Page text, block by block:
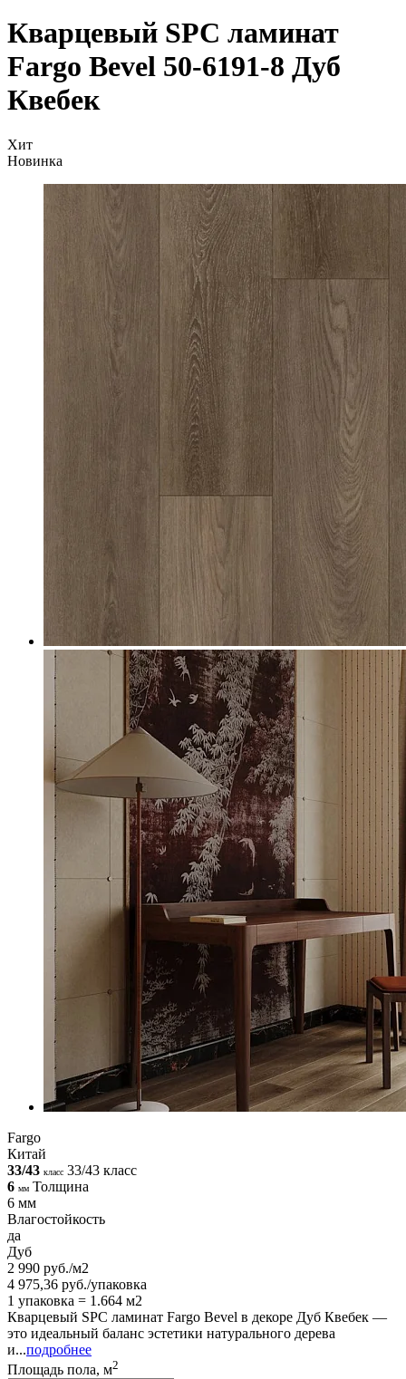
Кварцевый SPC ламинат
Fargo Bevel 50-6191-8 Дуб
Квебек
Хит
Новинка
Fargo
Китай
33/43 класс 33/43 класс
6 мм Толщина
6 мм
Влагостойкость
да
Дуб
2 990 руб./м2
4 975,36 руб./упаковка
1 упаковка = 1.664 м2
Кварцевый SPC ламинат Fargo Bevel в декоре Дуб Квебек —
это идеальный баланс эстетики натурального дерева
и...подробнее
Площадь пола, м2